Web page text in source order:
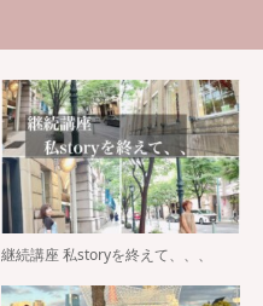
継続講座 私storyを終えて、、、